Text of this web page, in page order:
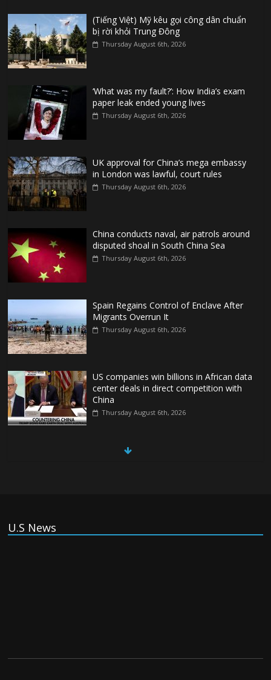
(Tiếng Việt) Mỹ kêu gọi công dân chuẩn
bị rời khỏi Trung Đông
Thursday August 6th, 2026
‘What was my fault?’: How India’s exam
paper leak ended young lives
Thursday August 6th, 2026
UK approval for China’s mega embassy
in London was lawful, court rules
Thursday August 6th, 2026
China conducts naval, air patrols around
disputed shoal in South China Sea
Thursday August 6th, 2026
Spain Regains Control of Enclave After
Migrants Overrun It
Thursday August 6th, 2026
US companies win billions in African data
center deals in direct competition with
China
Thursday August 6th, 2026
China, Russia, Iran and North Korea
(Tiếng Việt) Ba người thiệt mạng khi bom
U.S News